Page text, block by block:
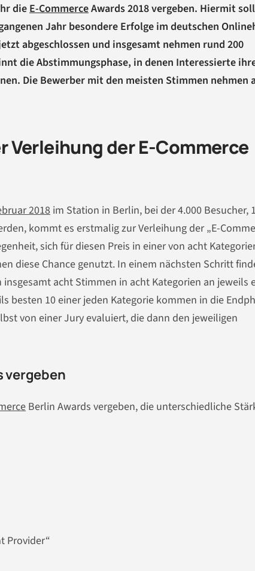
die E-CommerceAwards 2018 vergeben. Hiermit
Jahr besondere Erfolge im deutschen
abgeschlossen und insgesamt nehmen rund 200
die Abstimmungsphase, in denen Interessierte
Die Bewerber mit den meisten Stimmen nehmen
Verleihung der E-Commerce
2018im Station in Berlin, bei der 4.000 Besucher,
kommt es erstmalig zur Verleihung der „E-
sich für diesen Preis in einer von acht
diese Chance genutzt. In einem nächsten Schritt
acht Stimmen in acht Kategorien an jeweils
besten 10 einer jeden Kategorie kommen in die
von einer Jury evaluiert, die dann den jeweiligen
vergeben
Berlin Awards vergeben, die unterschiedliche
Provider“